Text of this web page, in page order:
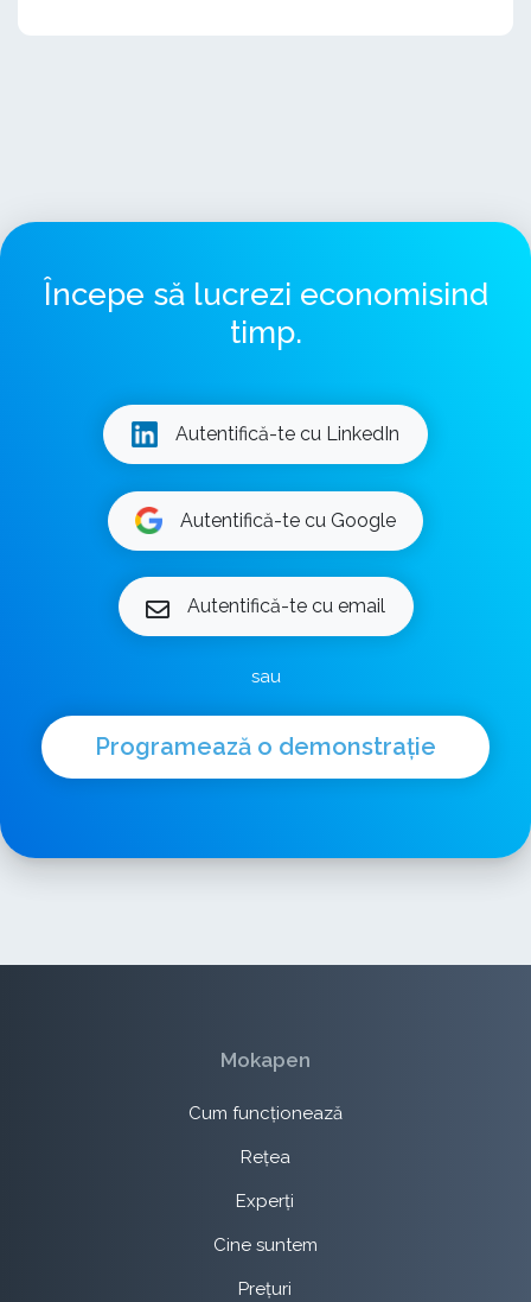
Începe să lucrezi economisind
timp.
Autentifică-te cu LinkedIn
Autentifică-te cu Google
Autentifică-te cu email
sau
Programează o demonstrație
Mokapen
Cum funcționează
Rețea
Experți
Cine suntem
Prețuri